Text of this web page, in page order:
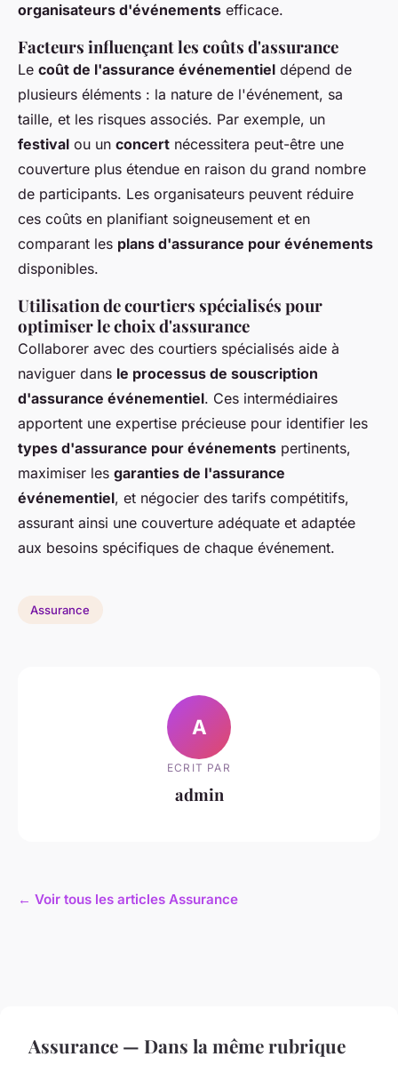
organisateurs d'événements efficace.
Facteurs influençant les coûts d'assurance
Le coût de l'assurance événementiel dépend de
plusieurs éléments : la nature de l'événement, sa
taille, et les risques associés. Par exemple, un
festival ou un concert nécessitera peut-être une
couverture plus étendue en raison du grand nombre
de participants. Les organisateurs peuvent réduire
ces coûts en planifiant soigneusement et en
comparant les plans d'assurance pour événements
disponibles.
Utilisation de courtiers spécialisés pour
optimiser le choix d'assurance
Collaborer avec des courtiers spécialisés aide à
naviguer dans le processus de souscription
d'assurance événementiel. Ces intermédiaires
apportent une expertise précieuse pour identifier les
types d'assurance pour événements pertinents,
maximiser les garanties de l'assurance
événementiel, et négocier des tarifs compétitifs,
assurant ainsi une couverture adéquate et adaptée
aux besoins spécifiques de chaque événement.
Assurance
A
ECRIT PAR
admin
← Voir tous les articles Assurance
Assurance — Dans la même rubrique